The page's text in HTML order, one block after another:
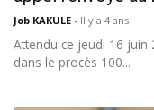
Job KAKULE - Il y a 4 ans
Attendu ce jeudi 16 juin
dans le procès 100...